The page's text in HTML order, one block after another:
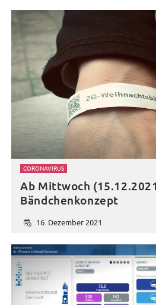
16. Dezember 2021
CORONAVIRUS
Ab Mittwoch
Bändchenkonzept